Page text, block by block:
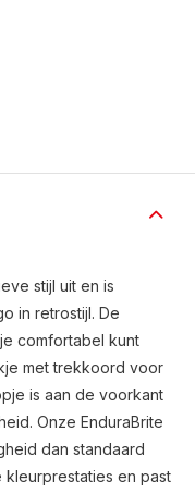
stijl uit en is
in retrostijl. De
comfortabel kunt
met trekkoord voor
is aan de voorkant
Onze EnduraBrite
dan standaard
en past